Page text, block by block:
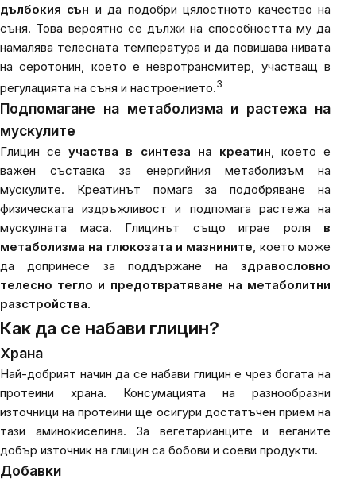
дълбокия сън и да подобри цялостното качество на
съня. Това вероятно се дължи на способността му да
намалява телесната температура и да повишава нивата
на серотонин, което е невротрансмитер, участващ в
регулацията на съня и настроението.3
Подпомагане на метаболизма и растежа на
мускулите
Глицин сеучаства в синтеза на креатин, което е
важен съставка за енергийния метаболизъм на
мускулите. Креатинът помага за подобряване на
физическата издръжливост и подпомага растежа на
мускулната маса. Глицинът също играе роля в
метаболизма на глюкозата и мазнините, което може
да допринесе за поддържане на здравословно
телесно тегло и предотвратяване на метаболитни
разстройства.
Как да се набави глицин?
Храна
Най-добрият начин да се набави глицин е чрез богата на
протеини храна. Консумацията на разнообразни
източници на протеини ще осигури достатъчен прием на
тази аминокиселина. За вегетарианците и веганите
добър източник на глицин са бобови и соеви продукти.
Добавки